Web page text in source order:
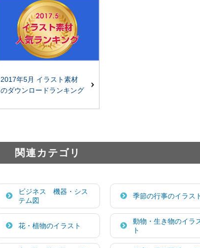
2017年5月 イラスト素材
のダウンロードランキング
関連カテゴリ
ビジネス 機器・シス
テム図
季節の行事のイラス
花・植物のイラスト
動物・生き物のイラ
ト